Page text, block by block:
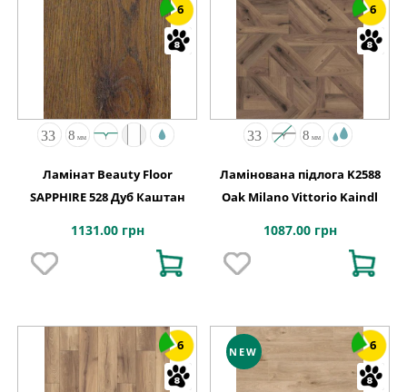
6
Ламінат Beauty Floor
SAPPHIRE 528 Дуб Каштан
1131.00 грн
6
Ламінована підлога K2588
Oak Milano Vittorio Kaindl
1087.00 грн
6 NEW 6